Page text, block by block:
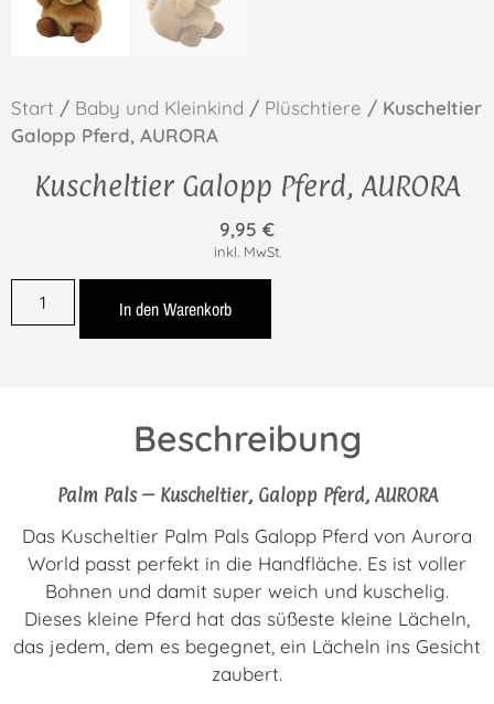
Start / Baby und Kleinkind / Plüschtiere / Kuscheltier
Galopp Pferd, AURORA
Kuscheltier Galopp Pferd, AURORA
9,95 €
inkl. MwSt.
In den Warenkorb
Beschreibung
Palm Pals – Kuscheltier, Galopp Pferd, AURORA
Das Kuscheltier Palm Pals Galopp Pferd von Aurora
World passt perfekt in die Handfläche. Es ist voller
Bohnen und damit super weich und kuschelig.
Dieses kleine Pferd hat das süßeste kleine Lächeln,
das jedem, dem es begegnet, ein Lächeln ins Gesicht
zaubert.